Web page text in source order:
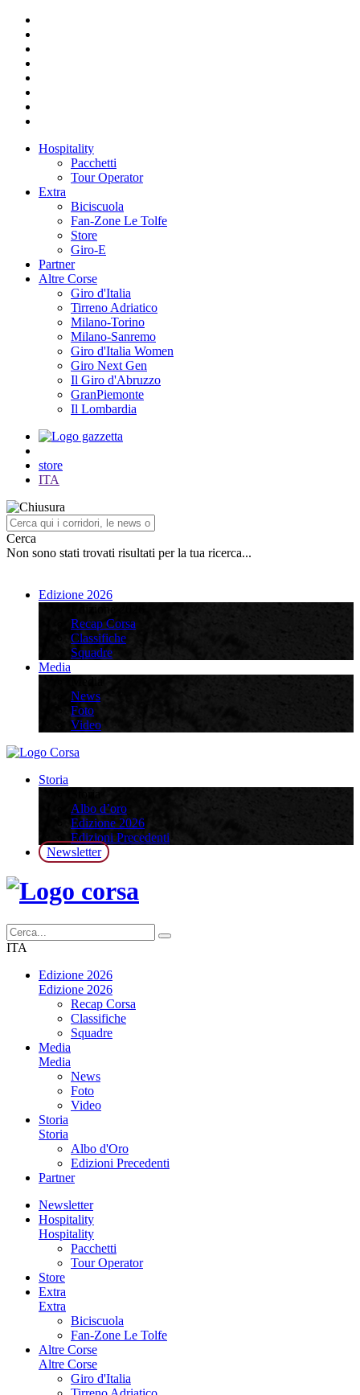
Hospitality
Pacchetti
Tour Operator
Extra
Biciscuola
Fan-Zone Le Tolfe
Store
Giro-E
Partner
Altre Corse
Giro d'Italia
Tirreno Adriatico
Milano-Torino
Milano-Sanremo
Giro d'Italia Women
Giro Next Gen
Il Giro d'Abruzzo
GranPiemonte
Il Lombardia
store
ITA
Cerca
Non sono stati trovati risultati per la tua ricerca...
Edizione 2026
Recap Corsa
Classifiche
Squadre
Media
News
Foto
Video
Storia
Albo d’oro
Edizione 2026
Edizioni Precedenti
Newsletter
ITA
Edizione 2026
Edizione 2026
Recap Corsa
Classifiche
Squadre
Media
Media
News
Foto
Video
Storia
Storia
Albo d'Oro
Edizioni Precedenti
Partner
Newsletter
Hospitality
Hospitality
Pacchetti
Tour Operator
Store
Extra
Extra
Biciscuola
Fan-Zone Le Tolfe
Altre Corse
Altre Corse
Giro d'Italia